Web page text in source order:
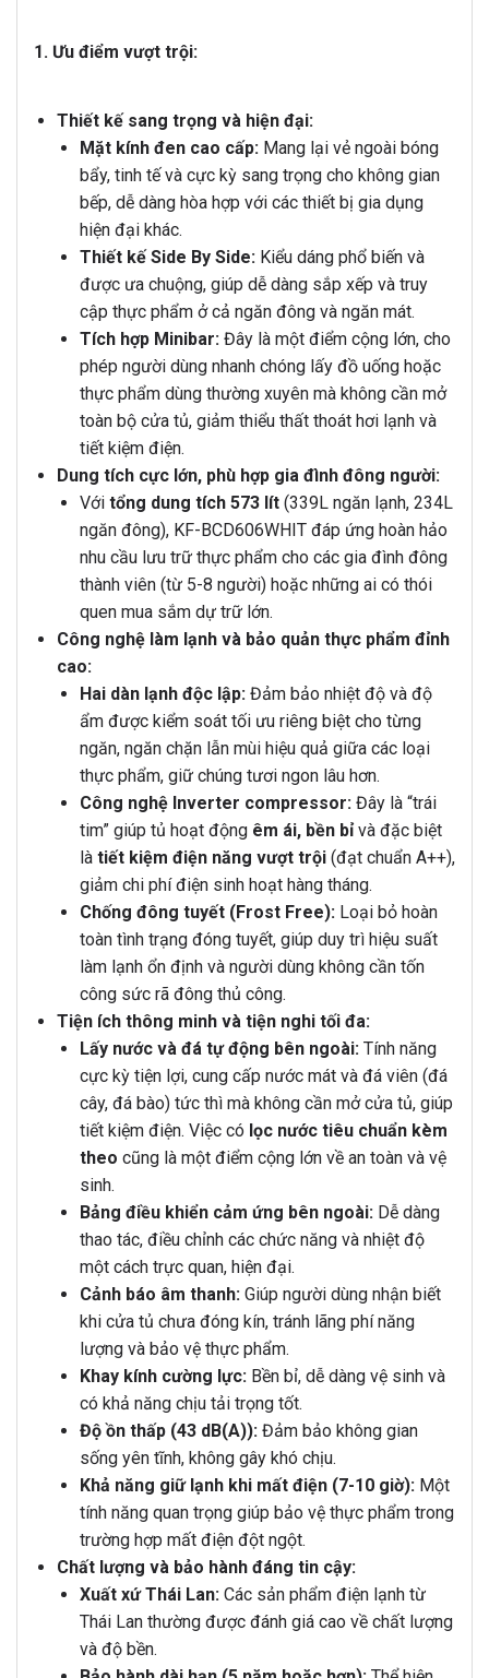
1. Ưu điểm vượt trội:
Thiết kế sang trọng và hiện đại:
Mặt kính đen cao cấp:Mang lại vẻ ngoài bóng
bẩy, tinh tế và cực kỳ sang trọng cho không gian
bếp, dễ dàng hòa hợp với các thiết bị gia dụng
hiện đại khác.
Thiết kế Side By Side:Kiểu dáng phổ biến và
được ưa chuộng, giúp dễ dàng sắp xếp và truy
cập thực phẩm ở cả ngăn đông và ngăn mát.
Tích hợp Minibar:Đây là một điểm cộng lớn, cho
phép người dùng nhanh chóng lấy đồ uống hoặc
thực phẩm dùng thường xuyên mà không cần mở
toàn bộ cửa tủ, giảm thiểu thất thoát hơi lạnh và
tiết kiệm điện.
Dung tích cực lớn, phù hợp gia đình đông người:
Với tổng dung tích 573 lít(339L ngăn lạnh, 234L
ngăn đông), KF-BCD606WHIT đáp ứng hoàn hảo
nhu cầu lưu trữ thực phẩm cho các gia đình đông
thành viên (từ 5-8 người) hoặc những ai có thói
quen mua sắm dự trữ lớn.
Công nghệ làm lạnh và bảo quản thực phẩm đỉnh
cao:
Hai dàn lạnh độc lập:Đảm bảo nhiệt độ và độ
ẩm được kiểm soát tối ưu riêng biệt cho từng
ngăn, ngăn chặn lẫn mùi hiệu quả giữa các loại
thực phẩm, giữ chúng tươi ngon lâu hơn.
Công nghệ Inverter compressor:Đây là “trái
tim” giúp tủ hoạt động êm ái, bền bỉvà đặc biệt
là tiết kiệm điện năng vượt trội(đạt chuẩn A++),
giảm chi phí điện sinh hoạt hàng tháng.
Chống đông tuyết (Frost Free):Loại bỏ hoàn
toàn tình trạng đóng tuyết, giúp duy trì hiệu suất
làm lạnh ổn định và người dùng không cần tốn
công sức rã đông thủ công.
Tiện ích thông minh và tiện nghi tối đa:
Lấy nước và đá tự động bên ngoài:Tính năng
cực kỳ tiện lợi, cung cấp nước mát và đá viên (đá
cây, đá bào) tức thì mà không cần mở cửa tủ, giúp
tiết kiệm điện. Việc có lọc nước tiêu chuẩn kèm
theo cũng là một điểm cộng lớn về an toàn và vệ
sinh.
Bảng điều khiển cảm ứng bên ngoài:Dễ dàng
thao tác, điều chỉnh các chức năng và nhiệt độ
một cách trực quan, hiện đại.
Cảnh báo âm thanh:Giúp người dùng nhận biết
khi cửa tủ chưa đóng kín, tránh lãng phí năng
lượng và bảo vệ thực phẩm.
Khay kính cường lực:Bền bỉ, dễ dàng vệ sinh và
có khả năng chịu tải trọng tốt.
Độ ồn thấp (43 dB(A)):Đảm bảo không gian
sống yên tĩnh, không gây khó chịu.
Khả năng giữ lạnh khi mất điện (7-10 giờ):Một
tính năng quan trọng giúp bảo vệ thực phẩm trong
trường hợp mất điện đột ngột.
Chất lượng và bảo hành đáng tin cậy:
Xuất xứ Thái Lan:Các sản phẩm điện lạnh từ
Thái Lan thường được đánh giá cao về chất lượng
và độ bền.